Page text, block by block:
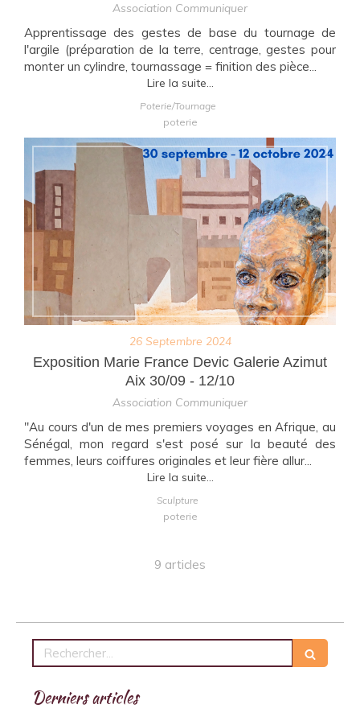
Association Communiquer
Apprentissage des gestes de base du tournage de
l'argile (préparation de la terre, centrage, gestes pour
monter un cylindre, tournassage = finition des pièce...
Lire la suite...
Poterie/Tournage
poterie
26 Septembre 2024
Exposition Marie France Devic Galerie Azimut
Aix 30/09 - 12/10
Association Communiquer
"Au cours d'un de mes premiers voyages en Afrique, au
Sénégal, mon regard s'est posé sur la beauté des
femmes, leurs coiffures originales et leur fière allur...
Lire la suite...
Sculpture
poterie
9 articles
Rechercher
Derniers articles